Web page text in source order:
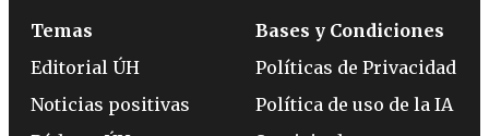
Temas
Editorial ÚH
Noticias positivas
Bases y Condiciones
Políticas de Privacidad
Política de uso de la IA